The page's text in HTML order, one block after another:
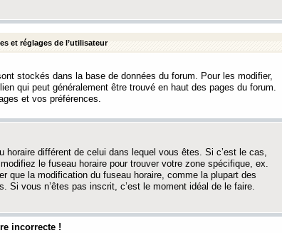
et réglages de l’utilisateur
stockés dans la base de données du forum. Pour les modifier,
qui peut généralement être trouvé en haut des pages du forum.
et vos préférences.
horaire différent de celui dans lequel vous êtes. Si c’est le cas,
le fuseau horaire pour trouver votre zone spécifique, ex.
que la modification du fuseau horaire, comme la plupart des
Si vous n’êtes pas inscrit, c’est le moment idéal de le faire.
incorrecte !